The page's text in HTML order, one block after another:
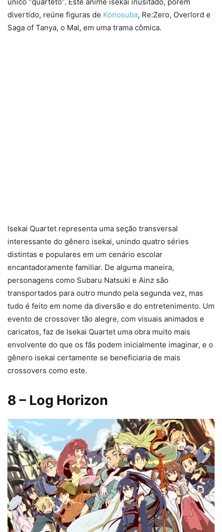
divertido, reúne figuras de Konosuba, Re:Zero, Overlord e
Saga of Tanya, o Mal, em uma trama cômica.
Isekai Quartet representa uma seção transversal
interessante do gênero isekai, unindo quatro séries
distintas e populares em um cenário escolar
encantadoramente familiar. De alguma maneira,
personagens como Subaru Natsuki e Ainz são
transportados para outro mundo pela segunda vez, mas
tudo é feito em nome da diversão e do entretenimento. Um
evento de crossover tão alegre, com visuais animados e
caricatos, faz de Isekai Quartet uma obra muito mais
envolvente do que os fãs podem inicialmente imaginar, e o
gênero isekai certamente se beneficiaria de mais
crossovers como este.
8 – Log Horizon